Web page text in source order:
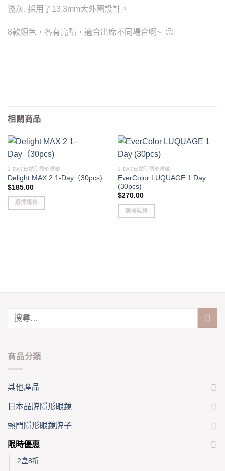
淺灰, 採用了13.3mm大外圈設計。
8款顏色，各有亮點，適合出席不同場合啊~ 🙂
相關商品
1 DAY日拋型隱形眼鏡
Delight MAX 2 1-Day（30pcs)
$185.00
選擇規格
chosen
on
the
page
1 DAY日拋型隱形眼鏡
EverColor LUQUAGE 1 Day
(30pcs)
$270.00
選擇規格
be
on
商品分類
其他產品
日本品牌隱形眼鏡
熱門隱形眼鏡牌子
限時優惠
2盒8折